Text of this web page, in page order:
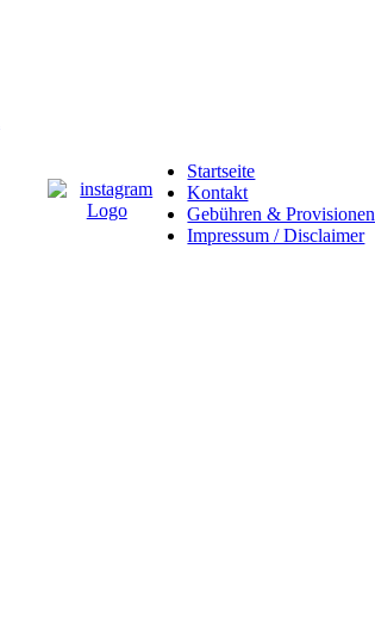
Startseite
Kontakt
Gebühren & Provisionen
Impressum / Disclaimer